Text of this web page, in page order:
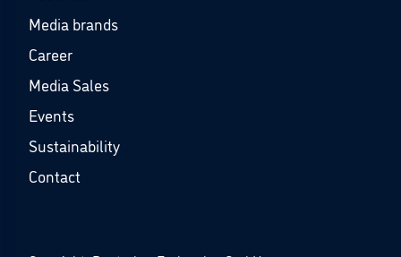
Media brands
Career
Media Sales
Events
Sustainability
Contact